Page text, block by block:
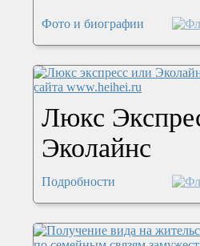
Фото и биографии
Люкс
Эколайнс
Подробности